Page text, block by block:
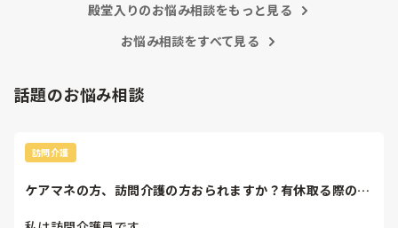
殿堂入りのお悩み相談をもっと見る
お悩み相談をすべて見る
話題のお悩み相談
訪問介護
ケアマネの方、訪問介護の方おられますか？有休取る際の、